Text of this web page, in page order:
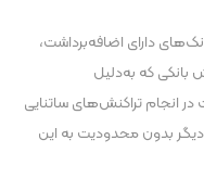
دارای اضافه‌برداشت،
که به‌دلیل
در انجام تراکنش‌های ساتنایی
دیگر بدون محدودیت به این